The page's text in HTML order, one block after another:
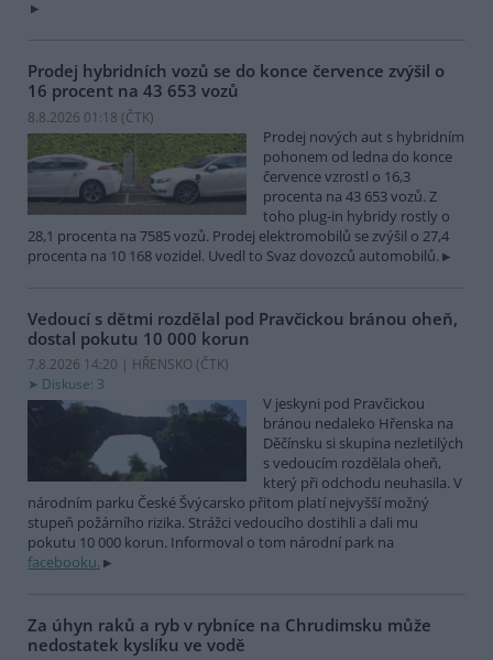
Prodej hybridních vozů se do konce července zvýšil o
16 procent na 43 653 vozů
8.8.2026 01:18 (ČTK)
Prodej nových aut s hybridním
pohonem od ledna do konce
července vzrostl o 16,3
procenta na 43 653 vozů. Z
toho plug-in hybridy rostly o
28,1 procenta na 7585 vozů. Prodej elektromobilů se zvýšil o 27,4
procenta na 10 168 vozidel. Uvedl to Svaz dovozců automobilů.
Vedoucí s dětmi rozdělal pod Pravčickou bránou oheň,
dostal pokutu 10 000 korun
7.8.2026 14:20 | HŘENSKO (ČTK)
Diskuse: 3
V jeskyni pod Pravčickou
bránou nedaleko Hřenska na
Děčínsku si skupina nezletilých
s vedoucím rozdělala oheň,
který při odchodu neuhasila. V
národním parku České Švýcarsko přitom platí nejvyšší možný
stupeň požárního rizika. Strážci vedoucího dostihli a dali mu
pokutu 10 000 korun. Informoval o tom národní park na
facebooku.
Za úhyn raků a ryb v rybníce na Chrudimsku může
nedostatek kyslíku ve vodě